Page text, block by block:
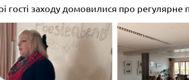
гості заходу домовилися про регулярне